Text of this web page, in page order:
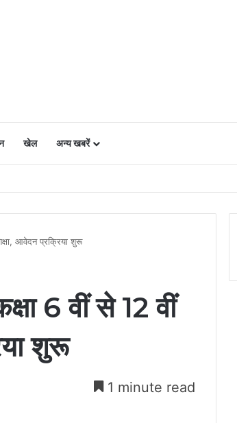
खेल अन्य खबरें
और नैनो यूरिया बने किसानों के भरोसेमंद कृषि साथी…..
आवेदन प्रक्रिया शुरू
6 वीं से 12 वीं
शुरू
1 minute read